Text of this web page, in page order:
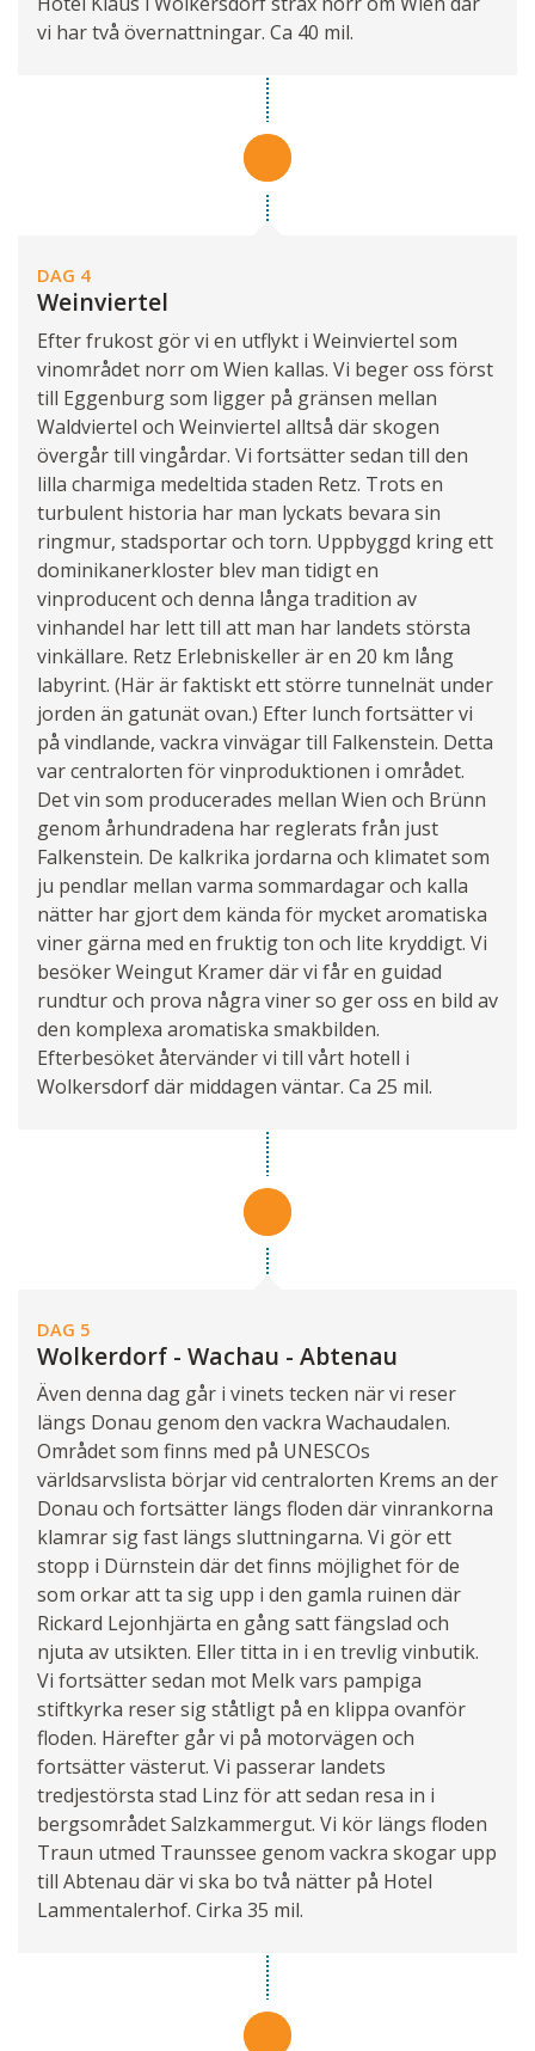
vi har två övernattningar. Ca 40 mil.
DAG 4
Weinviertel
Efter frukost gör vi en utflykt i Weinviertel som
vinområdet norr om Wien kallas. Vi beger oss först
till Eggenburg som ligger på gränsen mellan
Waldviertel och Weinviertel alltså där skogen
övergår till vingårdar. Vi fortsätter sedan till den
lilla charmiga medeltida staden Retz. Trots en
turbulent historia har man lyckats bevara sin
ringmur, stadsportar och torn. Uppbyggd kring ett
dominikanerkloster blev man tidigt en
vinproducent och denna långa tradition av
vinhandel har lett till att man har landets största
vinkällare. Retz Erlebniskeller är en 20 km lång
labyrint. (Här är faktiskt ett större tunnelnät under
jorden än gatunät ovan.) Efter lunch fortsätter vi
på vindlande, vackra vinvägar till Falkenstein. Detta
var centralorten för vinproduktionen i området.
Det vin som producerades mellan Wien och Brünn
genom århundradena har reglerats från just
Falkenstein. De kalkrika jordarna och klimatet som
ju pendlar mellan varma sommardagar och kalla
nätter har gjort dem kända för mycket aromatiska
viner gärna med en fruktig ton och lite kryddigt. Vi
besöker Weingut Kramer där vi får en guidad
rundtur och prova några viner so ger oss en bild av
den komplexa aromatiska smakbilden.
Efterbesöket återvänder vi till vårt hotell i
Wolkersdorf där middagen väntar. Ca 25 mil.
DAG 5
Wolkerdorf - Wachau - Abtenau
Även denna dag går i vinets tecken när vi reser
längs Donau genom den vackra Wachaudalen.
Området som finns med på UNESCOs
världsarvslista börjar vid centralorten Krems an der
Donau och fortsätter längs floden där vinrankorna
klamrar sig fast längs sluttningarna. Vi gör ett
stopp i Dürnstein där det finns möjlighet för de
som orkar att ta sig upp i den gamla ruinen där
Rickard Lejonhjärta en gång satt fängslad och
njuta av utsikten. Eller titta in i en trevlig vinbutik.
Vi fortsätter sedan mot Melk vars pampiga
stiftkyrka reser sig ståtligt på en klippa ovanför
floden. Härefter går vi på motorvägen och
fortsätter västerut. Vi passerar landets
tredjestörsta stad Linz för att sedan resa in i
bergsområdet Salzkammergut. Vi kör längs floden
Traun utmed Traunssee genom vackra skogar upp
till Abtenau där vi ska bo två nätter på Hotel
Lammentalerhof. Cirka 35 mil.